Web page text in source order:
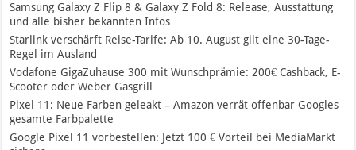
Samsung Galaxy Z Flip 8 & Galaxy Z Fold 8: Release, Ausstattung
und alle bisher bekannten Infos
Starlink verschärft Reise-Tarife: Ab 10. August gilt eine 30-Tage-
Regel im Ausland
Vodafone GigaZuhause 300 mit Wunschprämie: 200€ Cashback, E-
Scooter oder Weber Gasgrill
Pixel 11: Neue Farben geleakt – Amazon verrät offenbar Googles
gesamte Farbpalette
Google Pixel 11 vorbestellen: Jetzt 100 € Vorteil bei MediaMarkt